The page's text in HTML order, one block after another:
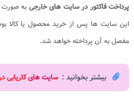
پرداخت فاکتور در سایت های خارجی به صورت
این سایت ها پس از خرید محصول یا کالا
مفصل به آن پرداخته خواهد شد.
بیشتر بخوانید : سایت های کاریابی